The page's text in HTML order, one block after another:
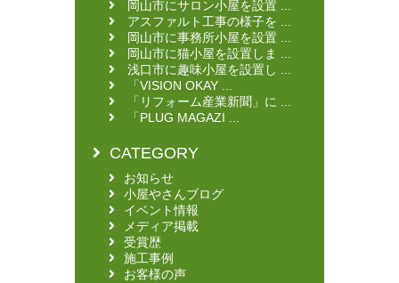
岡山市にサロン小屋を設置 ...
アスファルト工事の様子を ...
岡山市に事務所小屋を設置 ...
岡山市に猫小屋を設置しま ...
浅口市に趣味小屋を設置し ...
「VISION OKAY ...
「リフォーム産業新聞」に ...
「PLUG MAGAZI ...
CATEGORY
お知らせ
小屋やさんブログ
イベント情報
メディア掲載
受賞歴
施工事例
お客様の声